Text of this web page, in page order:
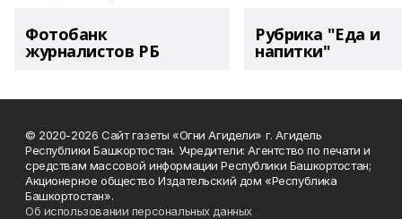
Фотобанк
журналистов РБ
Рубрика "Еда и
напитки"
© 2020-2026 Сайт газеты «Огни Агидели» г. Агидель
Республики Башкортостан. Учредители: Агентство по печати и
средствам массовой информации Республики Башкортостан;
Акционерное общество Издательский дом «Республика
Башкортостан».
Об использовании персональных данных